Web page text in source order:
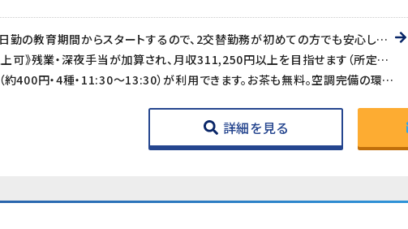
《即日勤務OK・未経験でも安心》入社後は日勤の教育期間からスタートするので、2交替勤務が初めての方でも安心してスタートできます。工場未経験の方も大歓迎です。
《時給1,500円・2交替で月収311,250円以上可》残業・深夜手当が加算され、月収311,250円以上を目指せます（所定21.25日・残業25h・深夜25hの場合）。
《食堂あり・お茶無料・全体空調完備》食堂（約400円・4種・11:30〜13:30）が利用できます。お茶も無料。空調完備の環境ですが、作業場によっては暑さを感じる場合があります。
詳細を見る